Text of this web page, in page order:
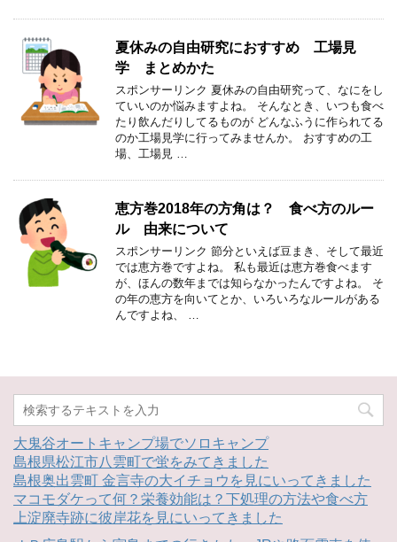
夏休みの自由研究におすすめ 工場見
学 まとめかた
スポンサーリンク 夏休みの自由研究って、なにをし
ていいのか悩みますよね。 そんなとき、いつも食べ
たり飲んだりしてるものが どんなふうに作られてる
のか工場見学に行ってみませんか。 おすすめの工
場、工場見 …
恵方巻2018年の方角は？ 食べ方のルー
ル 由来について
スポンサーリンク 節分といえば豆まき、そして最近
では恵方巻ですよね。 私も最近は恵方巻食べます
が、ほんの数年までは知らなかったんですよね。 そ
の年の恵方を向いてとか、いろいろなルールがある
んですよね、 …
大鬼谷オートキャンプ場でソロキャンプ
島根県松江市八雲町で蛍をみてきました
島根奥出雲町 金言寺の大イチョウを見にいってきました
マコモダケって何？栄養効能は？下処理の方法や食べ方
上淀廃寺跡に彼岸花を見にいってきました